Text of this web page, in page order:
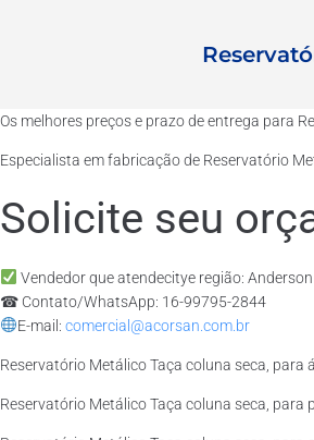
Os melhores preços e prazo de entrega para
Especialista em fabricação de Reservatório
Solicite seu
Vendedor que atendecitye região:
☎ Contato/WhatsApp: 16-99795-2844
E-mail: comercial@acorsan.com.br
Reservatório Metálico Taça coluna seca, para
Reservatório Metálico Taça coluna seca, para